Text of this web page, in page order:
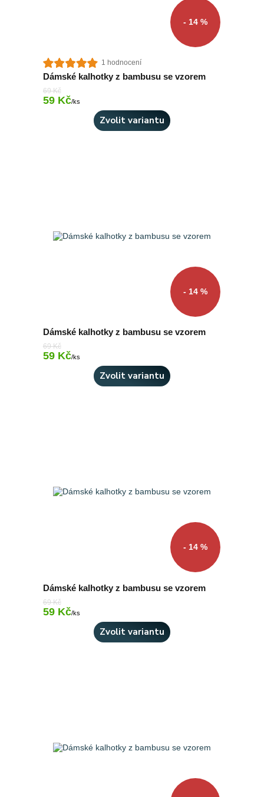
- 14 %
1 hodnocení
Dámské kalhotky z bambusu se vzorem
69 Kč
59 Kč/ks
Zvolit variantu
- 14 %
Dámské kalhotky z bambusu se vzorem
69 Kč
59 Kč/ks
Zvolit variantu
- 14 %
Dámské kalhotky z bambusu se vzorem
69 Kč
59 Kč/ks
Zvolit variantu